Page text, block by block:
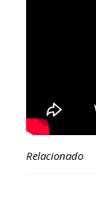
Relacionado